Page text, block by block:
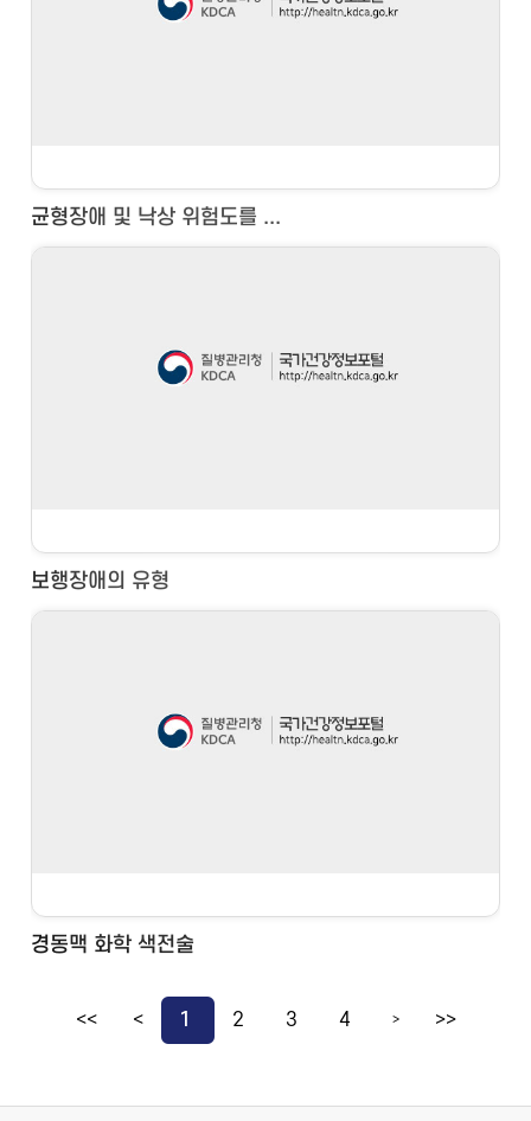
균형장애 및 낙상 위험도를 ...
보행장애의 유형
경동맥 화학 색전술
<< < 1 2 3 4 > >>